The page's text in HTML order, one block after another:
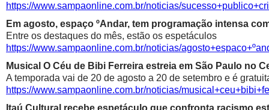
https://www.sampaonline.com.br/noticias/
Em agosto, espaço ºAndar, tem programação intensa
Entre os destaques do mês, estão os espetáculos
https://www.sampaonline.com.br/noticias/
Musical O Céu de Bibi Ferreira estreia em São Paulo no
A temporada vai de 20 de agosto a 20 de setembro e é
https://www.sampaonline.com.br/noticias/
Itaú Cultural recebe espetáculo que confronta racismo